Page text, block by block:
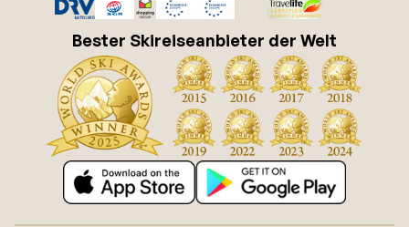
Bester Skireiseanbieter der Welt